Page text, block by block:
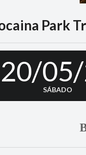
Park
20/
SÁBADO